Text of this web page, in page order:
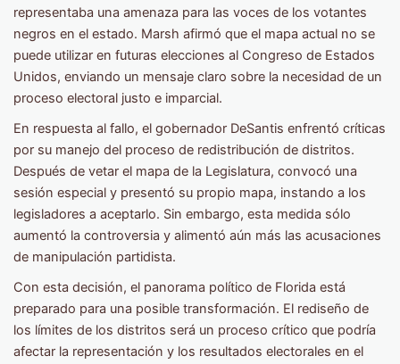
representaba una amenaza para las voces de los votantes
negros en el estado. Marsh afirmó que el mapa actual no se
puede utilizar en futuras elecciones al Congreso de Estados
Unidos, enviando un mensaje claro sobre la necesidad de un
proceso electoral justo e imparcial.
En respuesta al fallo, el gobernador DeSantis enfrentó críticas
por su manejo del proceso de redistribución de distritos.
Después de vetar el mapa de la Legislatura, convocó una
sesión especial y presentó su propio mapa, instando a los
legisladores a aceptarlo. Sin embargo, esta medida sólo
aumentó la controversia y alimentó aún más las acusaciones
de manipulación partidista.
Con esta decisión, el panorama político de Florida está
preparado para una posible transformación. El rediseño de
los límites de los distritos será un proceso crítico que podría
afectar la representación y los resultados electorales en el